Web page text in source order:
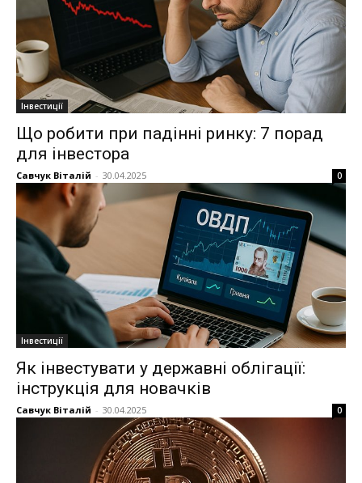
Інвестиції
Що робити при падінні ринку: 7 порад
для інвестора
Савчук Віталій - 30.04.2025 0
Інвестиції
Як інвестувати у державні облігації:
інструкція для новачків
Савчук Віталій - 30.04.2025 0